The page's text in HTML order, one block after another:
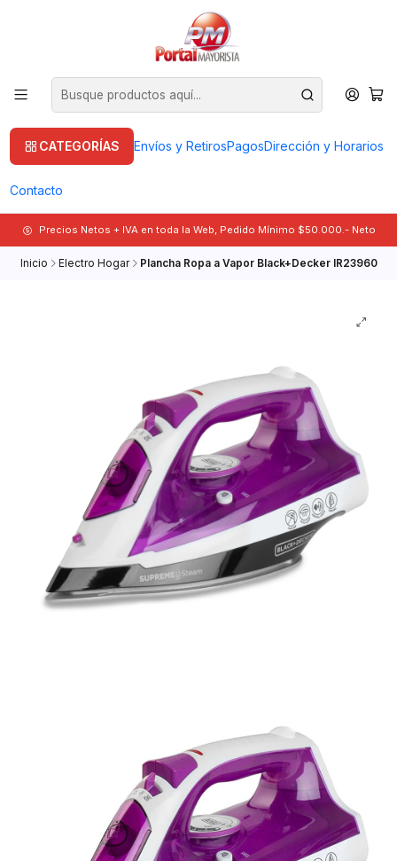
CATEGORÍAS Envíos y RetirosPagosDirección y Horarios
Contacto
Precios Netos + IVA en toda la Web, Pedido Mínimo $50.000.- Neto
Inicio Electro Hogar Plancha Ropa a Vapor Black+Decker IR23960